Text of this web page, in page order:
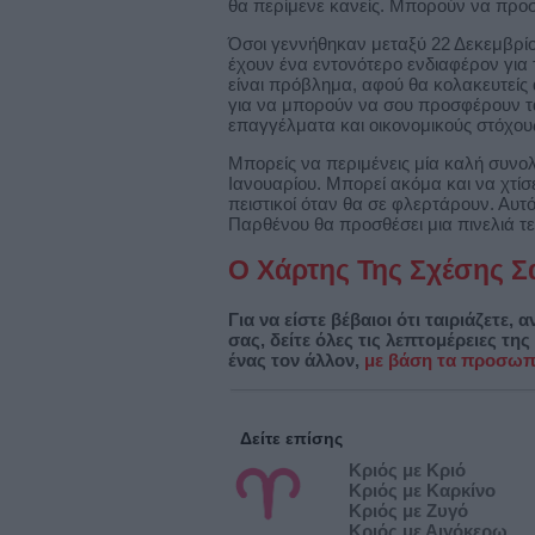
θα περίμενε κανείς. Μπορούν να
Όσοι γεννήθηκαν μεταξύ 22
έχουν ένα εντονότερο ενδιαφέρον
είναι πρόβλημα, αφού θα
για να μπορούν να σου προσφέρουν
επαγγέλματα και οικονομικούς
Μπορείς να περιμένεις μία καλή
Ιανουαρίου. Μπορεί ακόμα και να
πειστικοί όταν θα σε φλερτάρουν.
Παρθένου θα προσθέσει μια πινελιά
Ο Χάρτης Της Σχέσης
Για να είστε βέβαιοι ότι
σας, δείτε όλες τις λεπτομέρειες
ένας τον άλλον, με βάση τα
Δείτε επίσης
Κριός με Κριό
Κριός με Καρκίνο
Κριός με Ζυγό
Κριός με Αιγόκερω